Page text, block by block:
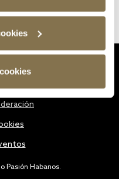
Pasión Habanos.